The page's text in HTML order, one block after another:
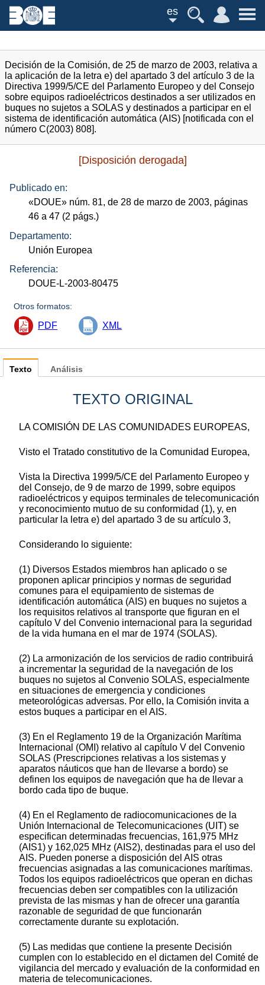
es
Decisión de la Comisión, de 25 de marzo de 2003, relativa a
la aplicación de la letra e) del apartado 3 del artículo 3 de la
Directiva 1999/5/CE del Parlamento Europeo y del Consejo
sobre equipos radioeléctricos destinados a ser utilizados en
buques no sujetos a SOLAS y destinados a participar en el
sistema de identificación automática (AIS) [notificada con el
número C(2003) 808].
[Disposición derogada]
Publicado en:
«DOUE» núm. 81, de 28 de marzo de 2003, páginas
46 a 47 (2 págs.)
Departamento:
Unión Europea
Referencia:
DOUE-L-2003-80475
Otros formatos:
PDF XML
Texto
TEXTO ORIGINAL
LA COMISIÓN DE LAS COMUNIDADES EUROPEAS,
Visto el Tratado constitutivo de la Comunidad Europea,
Vista la Directiva 1999/5/CE del Parlamento Europeo y
del Consejo, de 9 de marzo de 1999, sobre equipos
radioeléctricos y equipos terminales de telecomunicación
y reconocimiento mutuo de su conformidad (1), y, en
particular la letra e) del apartado 3 de su artículo 3,
Considerando lo siguiente:
(1) Diversos Estados miembros han aplicado o se
proponen aplicar principios y normas de seguridad
comunes para el equipamiento de sistemas de
identificación automática (AIS) en buques no sujetos a
los requisitos relativos al transporte que figuran en el
capítulo V del Convenio internacional para la seguridad
de la vida humana en el mar de 1974 (SOLAS).
(2) La armonización de los servicios de radio contribuirá
a incrementar la seguridad de la navegación de los
buques no sujetos al Convenio SOLAS, especialmente
en situaciones de emergencia y condiciones
meteorológicas adversas. Por ello, la Comisión invita a
estos buques a participar en el AIS.
(3) En el Reglamento 19 de la Organización Marítima
Internacional (OMI) relativo al capítulo V del Convenio
SOLAS (Prescripciones relativas a los sistemas y
aparatos náuticos que han de llevarse a bordo) se
definen los equipos de navegación que ha de llevar a
bordo cada tipo de buque.
(4) En el Reglamento de radiocomunicaciones de la
Unión Internacional de Telecomunicaciones (UIT) se
especifican determinadas frecuencias, 161,975 MHz
(AIS1) y 162,025 MHz (AIS2), destinadas para el uso del
AIS. Pueden ponerse a disposición del AIS otras
frecuencias asignadas a las comunicaciones marítimas.
Todos los equipos radioeléctricos que operan en dichas
frecuencias deben ser compatibles con la utilización
prevista de las mismas y han de ofrecer una garantía
razonable de seguridad de que funcionarán
correctamente durante su explotación.
(5) Las medidas que contiene la presente Decisión
cumplen con lo establecido en el dictamen del Comité de
vigilancia del mercado y evaluación de la conformidad en
materia de telecomunicaciones.
Análisis